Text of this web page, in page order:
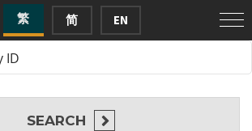
繁 简 EN
SEARCH